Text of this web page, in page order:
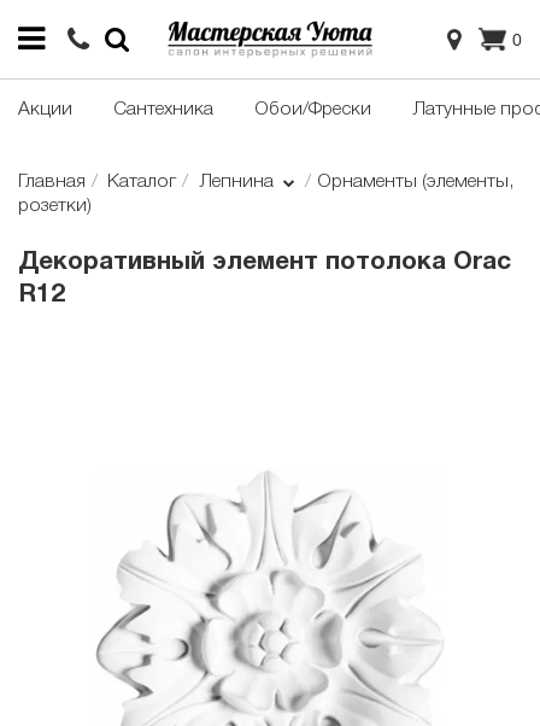
0
Акции Сантехника Обои/Фрески Латунные
Главная Каталог Лепнина
Орнаменты (элементы,
розетки)
Декоративный элемент потолока Orac
R12